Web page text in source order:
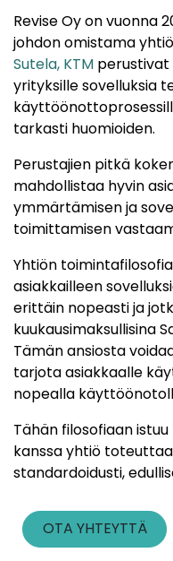
Revise Oy on vuonna
johdon omistama
Sutela, KTM perustivat
yrityksille sovelluksia
tarkasti huomioiden.
Perustajien pitkä
mahdollistaa hyvin
ymmärtämisen ja
toimittamisen
Yhtiön
asiakkailleen
erittäin nopeasti ja
kuukausimaksullisina
Tämän ansiosta
tarjota asiakkaalle
nopealla
Tähän filosofiaan
kanssa yhtiö
standardoidusti,
OTA YHTEYTTÄ